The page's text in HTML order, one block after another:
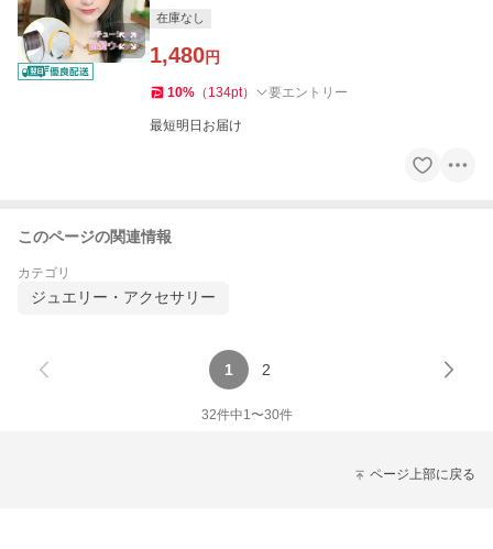
在庫なし
1,480円
10% （ 134pt） 要エントリー
最短明日お届け
このページの関連情報
カテゴリ
ジュエリー・アクセサリー
1 2
32件中1〜30件
ページ上部に戻る